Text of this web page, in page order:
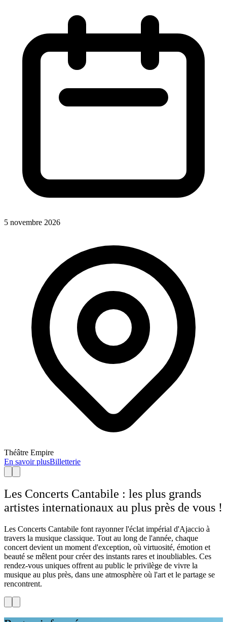
5 novembre 2026
Théâtre Empire
En savoir plusBilletterie
Les Concerts Cantabile : les plus grands
artistes internationaux au plus près de vous !
Les Concerts Cantabile font rayonner l'éclat impérial d'Ajaccio à
travers la musique classique. Tout au long de l'année, chaque
concert devient un moment d'exception, où virtuosité, émotion et
beauté se mêlent pour créer des instants rares et inoubliables. Ces
rendez-vous uniques offrent au public le privilège de vivre la
musique au plus près, dans une atmosphère où l'art et le partage se
rencontrent.